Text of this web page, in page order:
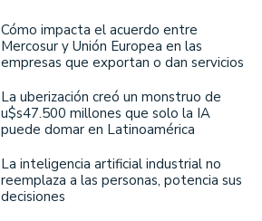
Cómo impacta el acuerdo entre
Mercosur y Unión Europea en las
empresas que exportan o dan servicios
La uberización creó un monstruo de
u$s47.500 millones que solo la IA
puede domar en Latinoamérica
La inteligencia artificial industrial no
reemplaza a las personas, potencia sus
decisiones